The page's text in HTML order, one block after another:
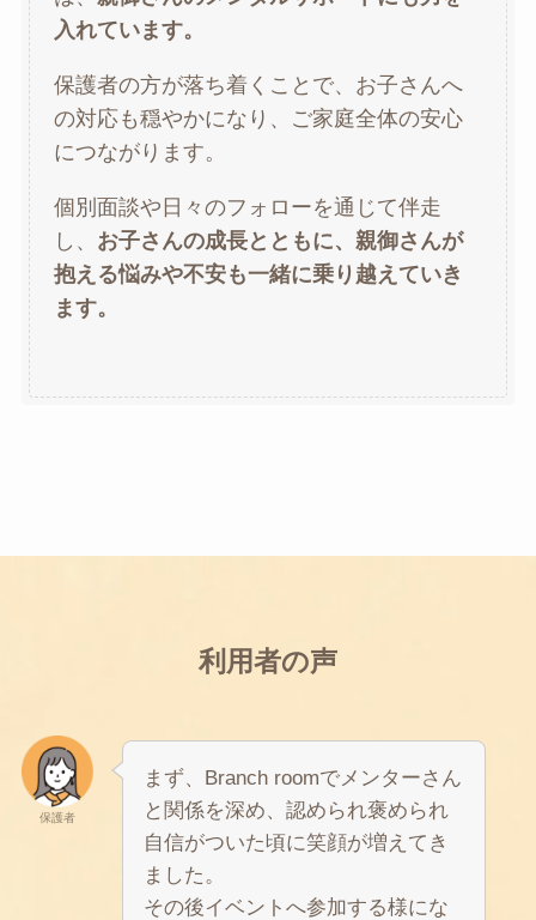
入れています。
保護者の方が落ち着くことで、お子さんへ
の対応も穏やかになり、ご家庭全体の安心
につながります。
個別面談や日々のフォローを通じて伴走
し、 お子さんの成長とともに、親御さんが
抱える悩みや不安も一緒に乗り越えていき
ます。
利用者の声
保護者
まず、Branch roomでメンターさん
と関係を深め、認められ褒められ
自信がついた頃に笑顔が増えてき
ました。
その後イベントへ参加する様にな